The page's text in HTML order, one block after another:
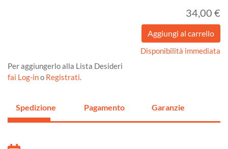
34,00 €
Disponibilità immediata
Per aggiungerlo alla Lista Desideri
fai Log-ino Registrati.
Spedizione Pagamento Garanzie